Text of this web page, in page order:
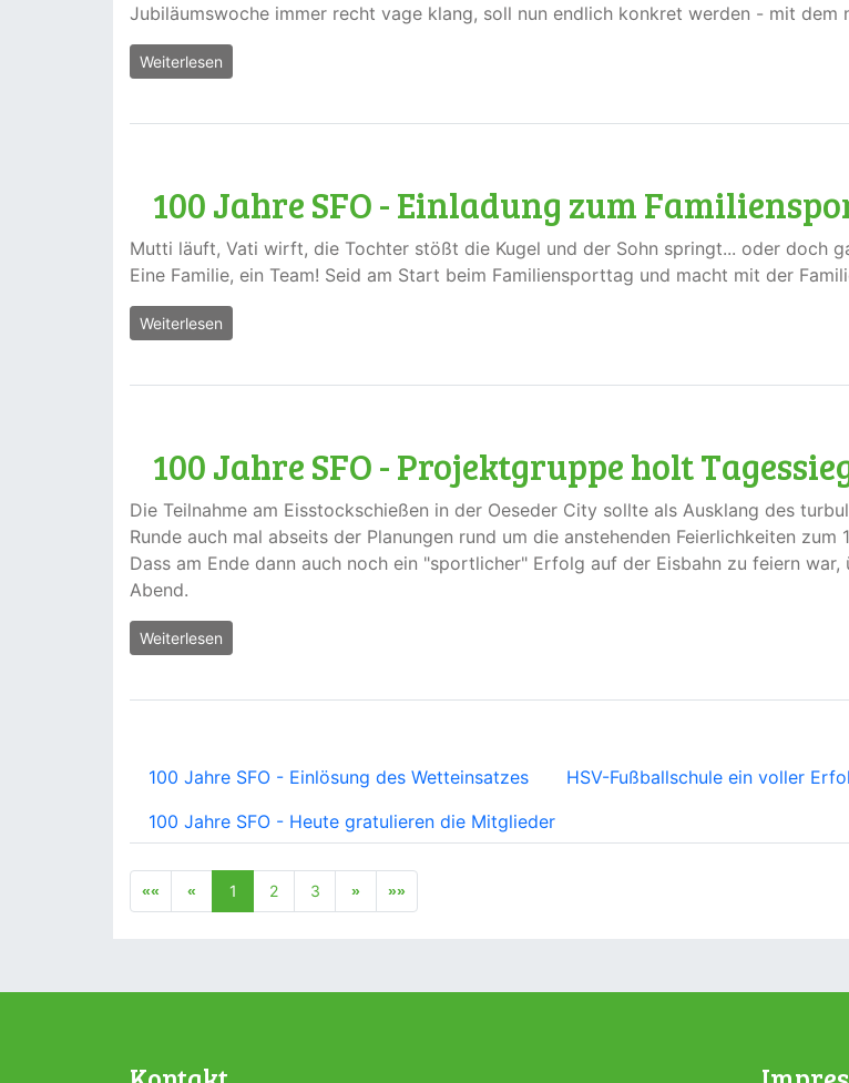
Jubiläumswoche immer recht vage klang, soll nun endlich konkret werden - mit
Weiterlesen
100 Jahre SFO - Einladung zum
Mutti läuft, Vati wirft, die Tochter stößt die Kugel und der Sohn springt... oder doch
Eine Familie, ein Team! Seid am Start beim Familiensporttag und macht mit der
Weiterlesen
100 Jahre SFO - Projektgruppe holt
Die Teilnahme am Eisstockschießen in der Oeseder City sollte als Ausklang des
Runde auch mal abseits der Planungen rund um die anstehenden Feierlichkeiten
Dass am Ende dann auch noch ein "sportlicher" Erfolg auf der Eisbahn zu feiern
Abend.
Weiterlesen
100 Jahre SFO - Einlösung des Wetteinsatzes HSV-Fußballschule ein voller
100 Jahre SFO - Heute gratulieren die Mitglieder
1 2 3